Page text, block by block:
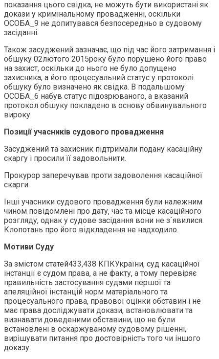
показання цього свідка, не можуть бути використані як
докази у кримінальному провадженні, оскільки
ОСОБА_9 не допитувався безпосередньо в судовому
засіданні.
Також засуджений зазначає, що під час його затримання і
обшуку 02лютого 2015року було порушено його право
на захист, оскільки до нього не було допущено
захисника, а його процесуальний статус у протоколі
обшуку було визначено як свідка. В подальшому
ОСОБА_6 набув статус підозрюваного, а вказаний
протокол обшуку покладено в основу обвинувального
вироку.
Позиції учасників судового провадження
Засуджений та захисник підтримали подану касаційну
скаргу і просили її задовольнити.
Прокурор заперечував проти задоволення касаційної
скарги.
Інші учасники судового провадження були належним
чином повідомлені про дату, час та місце касаційного
розгляду, однак у судове засідання вони не з`явилися.
Клопотань про його відкладення не надходило.
Мотиви Суду
За змістом статей433,438 КПКУкраїни, суд касаційної
інстанції є судом права, а не факту, а тому перевіряє
правильність застосування судами першої та
апеляційної інстанцій норм матеріального та
процесуального права, правової оцінки обставин і не
має права досліджувати докази, встановлювати та
визнавати доведеними обставини, що не були
встановлені в оскаржуваному судовому рішенні,
вирішувати питання про достовірність того чи іншого
доказу.